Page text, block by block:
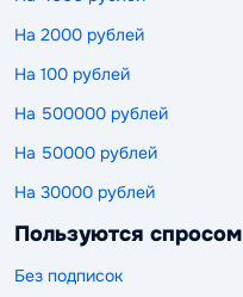
На 2000 рублей
На 100 рублей
На 500000 рублей
На 50000 рублей
На 30000 рублей
Пользуются спросом
Без подписок